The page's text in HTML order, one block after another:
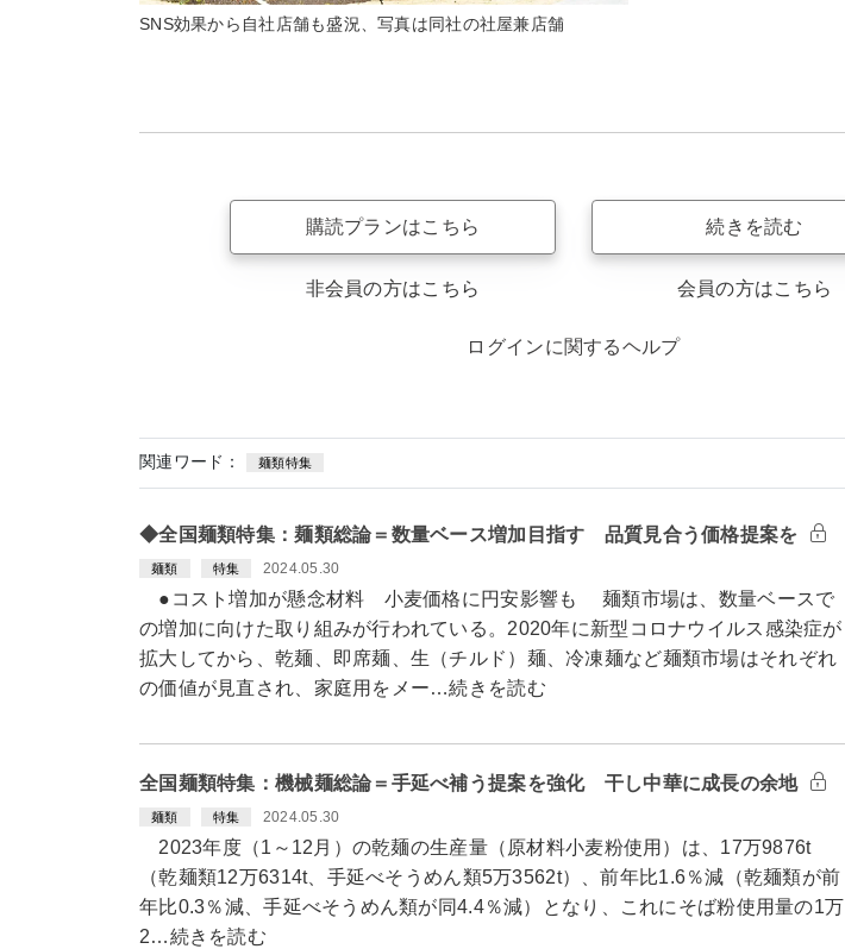
SNS効果から自社店舗も盛況、写真は同社の社屋兼店舗
購読プランはこちら
非会員の方はこちら
続きを読む
会員の方はこちら
ログインに関するヘルプ
関連ワード： 麺類特集
◆全国麺類特集：麺類総論＝数量ベース増加目指す 品質見合う価格提案を
麺類 特集 2024.05.30
●コスト増加が懸念材料 小麦価格に円安影響も 麺類市場は、数量ベースで
の増加に向けた取り組みが行われている。2020年に新型コロナウイルス感染症が
拡大してから、乾麺、即席麺、生（チルド）麺、冷凍麺など麺類市場はそれぞれ
の価値が見直され、家庭用をメー…続きを読む
全国麺類特集：機械麺総論＝手延べ補う提案を強化 干し中華に成長の余地
麺類 特集 2024.05.30
2023年度（1～12月）の乾麺の生産量（原材料小麦粉使用）は、17万9876t
（乾麺類12万6314t、手延べそうめん類5万3562t）、前年比1.6％減（乾麺類が前
年比0.3％減、手延べそうめん類が同4.4％減）となり、これにそば粉使用量の1万
2…続きを読む